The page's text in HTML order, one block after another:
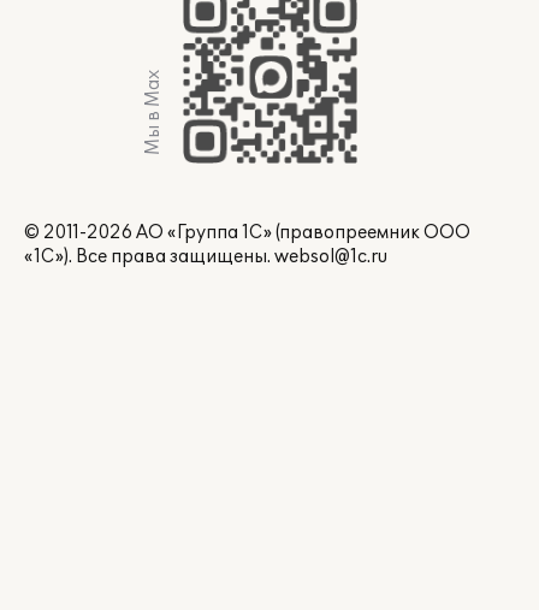
Мы в Max
© 2011-2026 АО «Группа 1С» (правопреемник ООО
«1С»). Все права защищены. websol@1c.ru